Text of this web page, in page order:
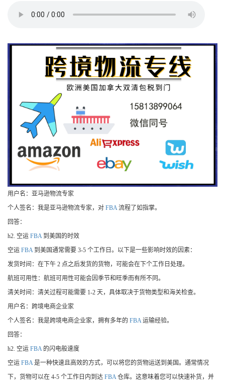
用户名：亚马逊物流专家
个人签名：我是亚马逊物流专家，对 FBA流程了如指掌。
回答：
h2. 空运 FBA到美国的时效
空运 FBA到美国通常需要 3-5 个工作日。以下是一些影响时效的因素：
发货时间：在下午 2 点之后发货的货物，可能会在下个工作日处理。
航班可用性：航班可用性可能会因季节和旺季而有所不同。
清关时间：清关过程可能需要 1-2 天，具体取决于货物类型和海关检查。
用户名：跨境电商企业家
个人签名：我是跨境电商企业家，拥有多年的 FBA运输经验。
回答：
h2. 空运 FBA的闪电般速度
空运 FBA是一种快速且高效的方式，可以将您的货物运送到美国。通常情况
下，货物可以在 4-5 个工作日内到达 FBA仓库。这意味着您可以快速补货，并